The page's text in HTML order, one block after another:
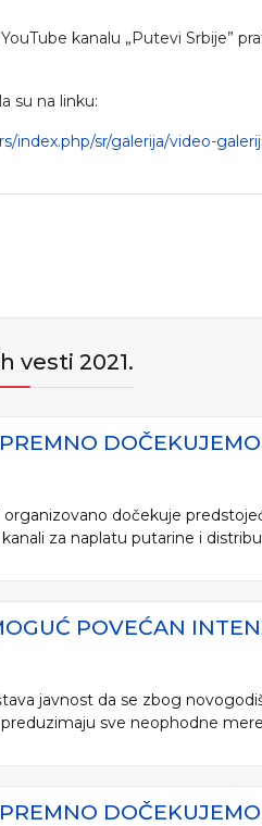
kanalu „Putevi Srbije”
su na linku:
index.php/sr/galerija/video-
vesti 2021.
organizovano dočekuje
za naplatu putarine i
POVEĆAN
javnost da se zbog
sve neophodne